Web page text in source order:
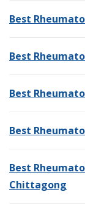
Best
Best
Best
Best
Best
Chittagong